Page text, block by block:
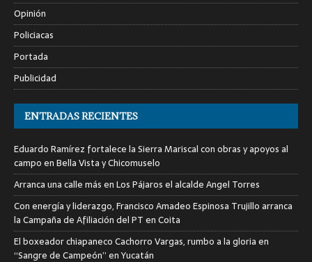
Opinión
Policiacas
Portada
Publicidad
ENTRADAS RECIENTES
Eduardo Ramírez fortalece la Sierra Mariscal con obras y apoyos al
campo en Bella Vista y Chicomuselo
Arranca una calle más en Los Pájaros el alcalde Angel Torres
Con energía y liderazgo, Francisco Amadeo Espinosa Trujillo arranca
la Campaña de Afiliación del PT en Coita
El boxeador chiapaneco Cachorro Vargas, rumbo a la gloria en
“Sangre de Campeón” en Yucatán